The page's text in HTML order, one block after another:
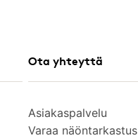
Ota yhteyttä
Asiakaspalvelu
Varaa näöntarkastus